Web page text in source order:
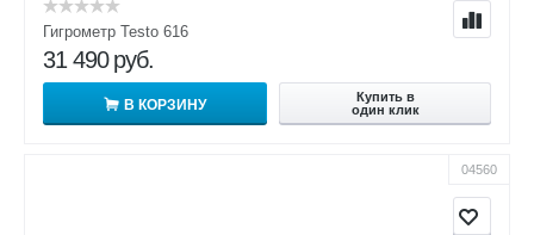
Гигрометр Testo 616
31 490 руб.
В КОРЗИНУ
Купить в
один клик
04560